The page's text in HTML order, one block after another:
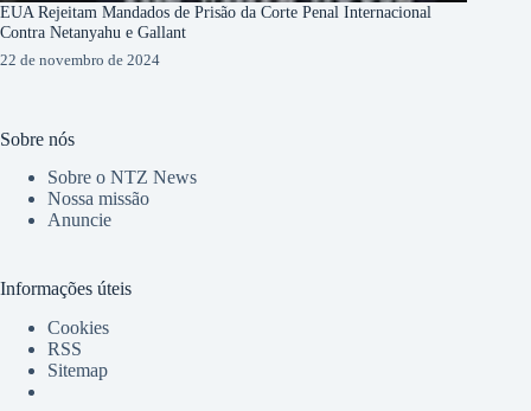
EUA Rejeitam Mandados de Prisão da Corte Penal Internacional
Contra Netanyahu e Gallant
22 de novembro de 2024
Sobre nós
Sobre o NTZ News
Nossa missão
Anuncie
Informações úteis
Cookies
RSS
Sitemap